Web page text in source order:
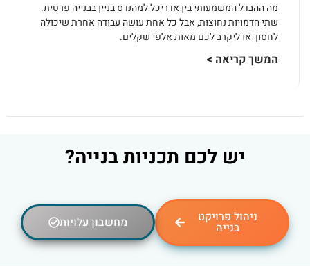
מה ההבדל המשמעותי בין אדריכל למהנדס בניין בבנייה פרטית.
שתי הדמויות נחוצות, אבל כל אחת עושה עבודה אחרת שיכולה
לחסוך או ליקרב לכם מאות אלפי שקלים.
המשך קריאה >
יש לכם תכניות בנייה?
ניהול פרויקט
בנייה מחשבון עלויות